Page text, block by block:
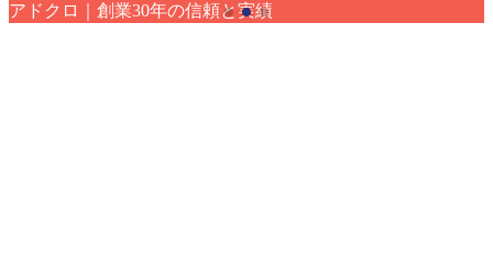
アドクロ｜創業30年の信頼と実績